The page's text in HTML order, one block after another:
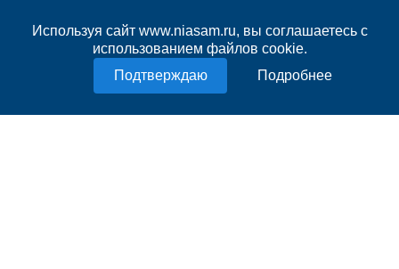
Используя сайт www.niasam.ru, вы соглашаетесь с
использованием файлов cookie.
Подробнее
Карта сайта
Нашли ошибку?
Политика конфиденциальности
Согласие на обработку персональных данных